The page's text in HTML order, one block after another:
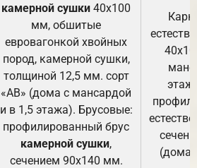
камерной сушки 40х100
мм, обшитые
евровагонкой хвойных
пород, камерной сушки,
толщиной 12,5 мм. сорт
«АВ» (дома с мансардой
и в 1,5 этажа). Брусовые:
профилированный брус
камерной сушки,
сечением 90х140 мм.
(дома